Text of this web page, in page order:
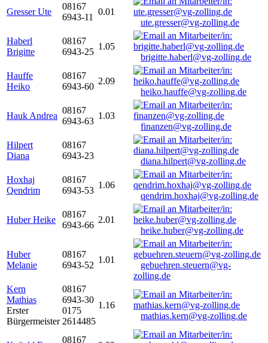
Gresser Ute
08167
6943-11
0.01
ute.gresser@vg-zolling.de
Haberl
Brigitte
08167
6943-25
1.05
brigitte.haberl@vg-zolling.de
Hauffe
Heiko
08167
6943-60
2.09
heiko.hauffe@vg-zolling.de
Hauk Andrea
08167
6943-63
1.03
finanzen@vg-zolling.de
Hilpert
Diana
08167
6943-23
diana.hilpert@vg-zolling.de
Hoxhaj
Qendrim
08167
6943-53
1.06
qendrim.hoxhaj@vg-zolling.de
Huber Heike
08167
6943-66
2.01
heike.huber@vg-zolling.de
Huber
Melanie
08167
6943-52
1.01
gebuehren.steuern@vg-
zolling.de
Kern
Mathias
Erster
Bürgermeister
08167
6943-30
0175
2614485
1.16
mathias.kern@vg-zolling.de
08167